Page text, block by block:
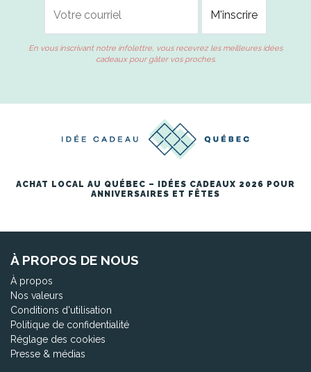
En vous inscrivant notre infolettre, vous recevrez les meilleures idées
cadeaux pour gâter vos proches.
ACHAT LOCAL AU QUÉBEC – IDÉES CADEAUX 2026 POUR
ANNIVERSAIRES ET FÊTES
À PROPOS DE NOUS
À propos
Nos valeurs
Conditions d'utilisation
Politique de confidentialité
Réglage des cookies
Presse & médias